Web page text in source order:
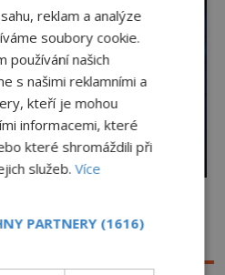
Když se
na tváři
reklam a analýze
soubory cookie.
používání našich
s našimi reklamními a
kteří je mohou
informacemi, které
které shromáždili při
služeb.Více
PARTNERY (1616)